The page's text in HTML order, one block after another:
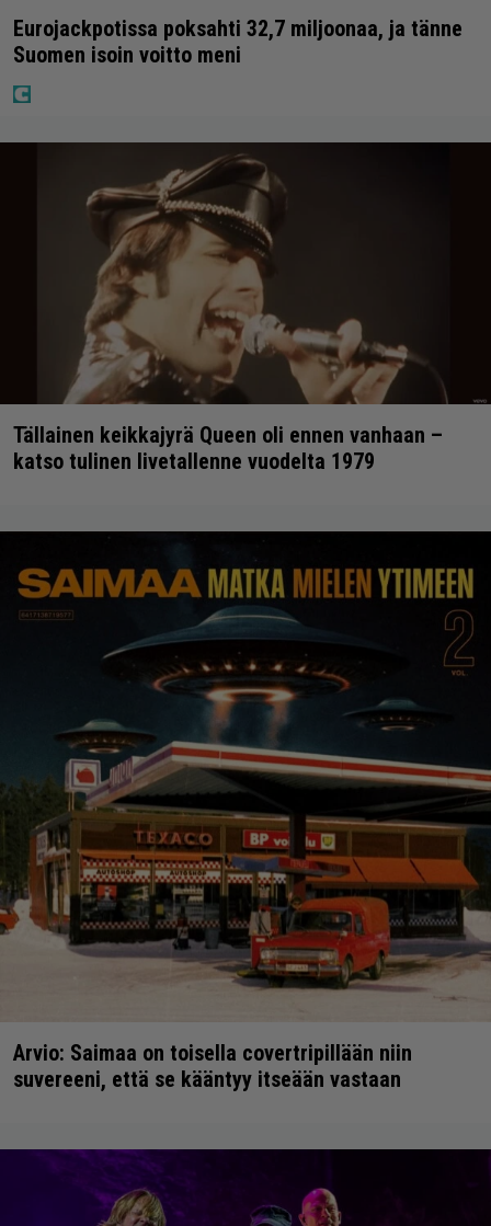
Eurojackpotissa poksahti 32,7 miljoonaa, ja tänne
Suomen isoin voitto meni
Tällainen keikkajyrä Queen oli ennen vanhaan –
katso tulinen livetallenne vuodelta 1979
Arvio: Saimaa on toisella covertripillään niin
suvereeni, että se kääntyy itseään vastaan